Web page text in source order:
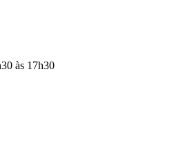
às 17h30